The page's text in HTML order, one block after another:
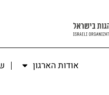
אודות הארגון